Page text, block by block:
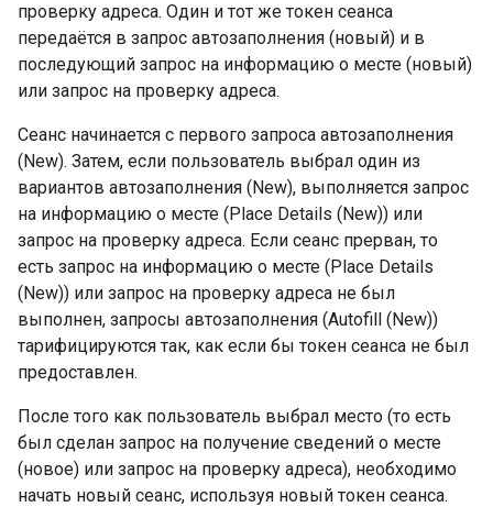
проверку адреса. Один и тот же токен сеанса
передаётся в запрос автозаполнения (новый) и в
последующий запрос на информацию о месте (новый)
или запрос на проверку адреса.
Сеанс начинается с первого запроса автозаполнения
(New). Затем, если пользователь выбрал один из
вариантов автозаполнения (New), выполняется запрос
на информацию о месте (Place Details (New)) или
запрос на проверку адреса. Если сеанс прерван, то
есть запрос на информацию о месте (Place Details
(New)) или запрос на проверку адреса не был
выполнен, запросы автозаполнения (Autofill (New))
тарифицируются так, как если бы токен сеанса не был
предоставлен.
После того как пользователь выбрал место (то есть
был сделан запрос на получение сведений о месте
(новое) или запрос на проверку адреса), необходимо
начать новый сеанс, используя новый токен сеанса.